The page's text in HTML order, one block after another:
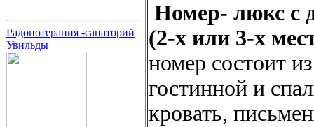
Радонотерапия -санаторий
Увильды
Номер- люкс с
(2-х или 3-х
номер состоит
гостинной и
кровать,